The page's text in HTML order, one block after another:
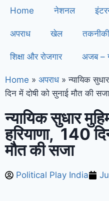
में कर
Home नेशनल
अपराध खेल तकनीकी
शिक्षा और रोजगार अजब –
Home » अपराध » न्यायिक
दिन में दोषी को सुनाई मौत की सजा
न्यायिक सुधार
हरियाणा, 140
मौत की सजा
Political Play India